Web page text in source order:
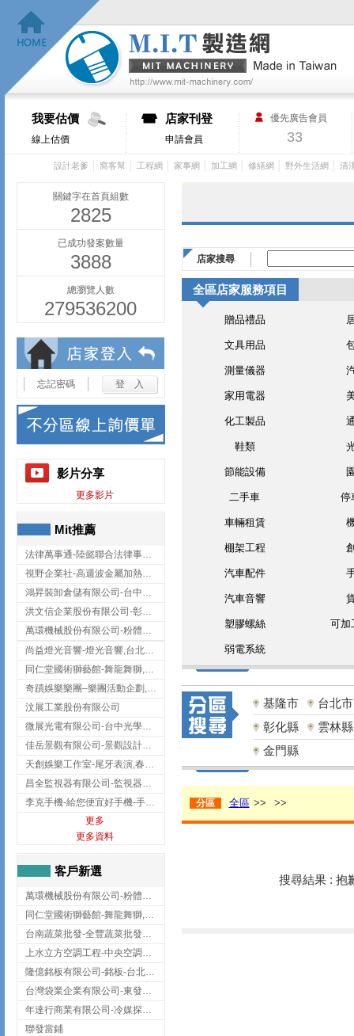
我要估價
線上估價
店家刊登
申請會員
優先廣告會員
33
設計老爹 窩客幫 工程網 家事網 加工網 修繕網 野外生活網 清
關鍵字在首頁組數
2825
已成功發案數量
3888
總瀏覽人數
279536200
忘記密碼
影片分享
更多影片
Mit推薦
法律萬事通-陸懿聯合法律事務所
視野企業社-高週波金屬加熱設備,彰化高週波金屬加熱設備
鴻昇裝卸倉儲有限公司-台中貨櫃裝卸
洪文信企業股份有限公司-彰化鋅合金鑄造,彰化五金加工,彰化五金配件
萬環機械股份有限公司-粉體塗裝設備,輸送機,輸送機設備,台南輸送機
尚益燈光音響-燈光音響,台北燈光音響,台北燈光音響出租
同仁堂國術獅藝館-舞龍舞獅,台中舞龍舞獅
奇蹟娛樂樂團–樂團活動企劃,台中樂團表演,台中婚禮樂團
汶展工業股份有限公司
微展光電有限公司-台中光學鍍膜,optical filter taiwan,台灣光學鍍膜
佳岳景觀有限公司-景觀設計公司,台北景觀設計,台北景觀工程,中山區景觀設計
天創娛樂工作室-尾牙表演,春酒表演,板橋尾牙表演
昌全監視器有限公司-監視器安裝,高雄監視器安裝,鳳山區監視器安裝
李克手機-給您便宜好手機-手機收購,屏東手機收購
更多
更多資料
客戶新選
萬環機械股份有限公司-粉體塗裝設備,輸送機,輸送機設備,台南輸送機
同仁堂國術獅藝館-舞龍舞獅,台中舞龍舞獅
台南蔬菜批發-全豐蔬菜批發專送/台南蔬菜箱宅配到府
上水立方空調工程-中央空調規劃,台北中央空調規劃
隆億銘板有限公司-銘板-台北銘板-板橋銘板
台灣袋業企業有限公司-東發企業社/台中太空袋/太空包
年達行商業有限公司-冷媒探漏儀,壓力錶組,真空泵浦,台北冷凍空調材料
聯發當鋪
店家搜尋
全區店家服務項目
贈品禮品
文具用品
測量儀器
家用電器
化工製品
鞋類
節能設備
二手車 停
車輛租賃
棚架工程
汽車配件
汽車音響
塑膠螺絲 可加
弱電系統
基隆市
台北市
彰化縣
雲林縣
金門縣
分區 全區 >> >>
搜尋結果 : 抱